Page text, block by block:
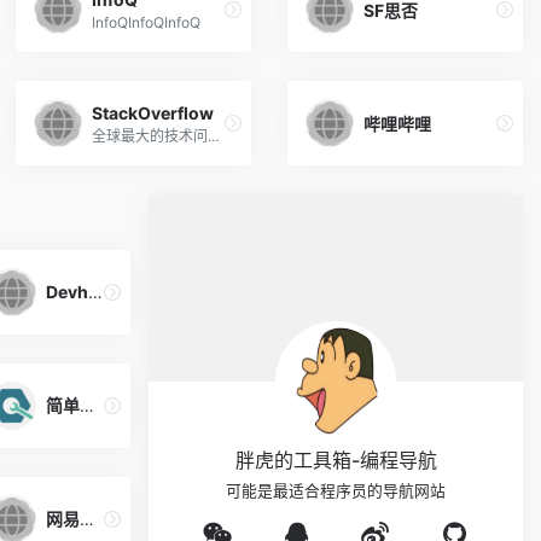
InfoQInfoQInfoQ
SF思否
StackOverflow
全球最大的技术问答社区
哔哩哔哩
Devhints
简单教程
网易公开课
胖虎的工具箱-编程导航
可能是最适合程序员的导航网站